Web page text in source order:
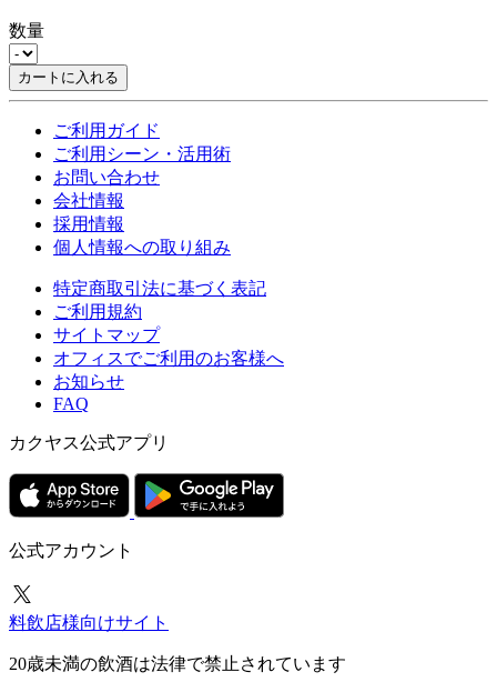
数量
カートに入れる
ご利用ガイド
ご利用シーン・活用術
お問い合わせ
会社情報
採用情報
個人情報への取り組み
特定商取引法に基づく表記
ご利用規約
サイトマップ
オフィスでご利用のお客様へ
お知らせ
FAQ
カクヤス公式アプリ
公式アカウント
料飲店様向けサイト
20歳未満の飲酒は法律で禁止されています